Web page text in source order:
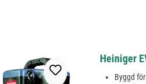
Heiniger
Byggd